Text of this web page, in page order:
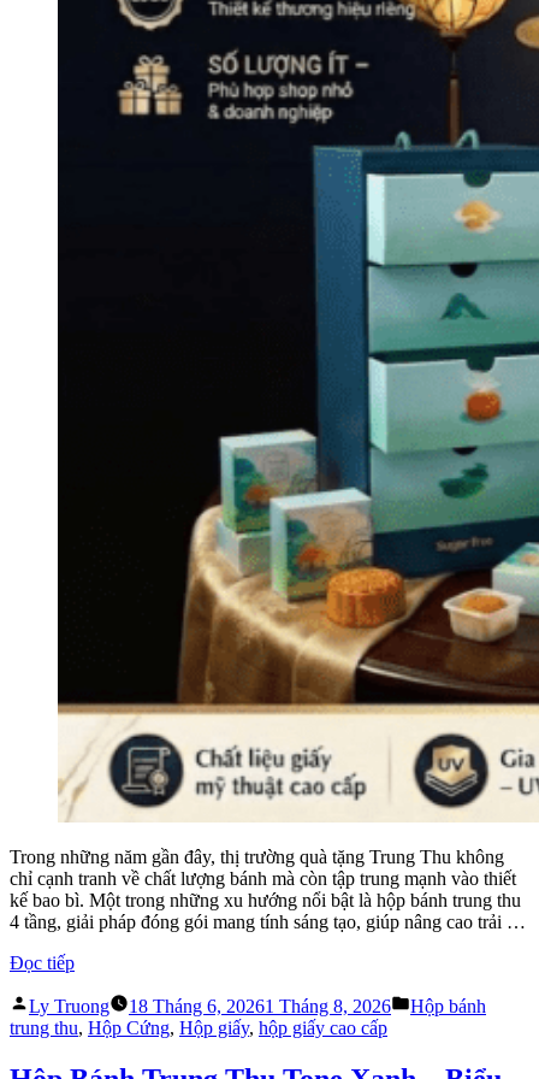
Trong những năm gần đây, thị trường quà tặng Trung Thu không
chỉ cạnh tranh về chất lượng bánh mà còn tập trung mạnh vào thiết
kế bao bì. Một trong những xu hướng nổi bật là hộp bánh trung thu
4 tầng, giải pháp đóng gói mang tính sáng tạo, giúp nâng cao trải …
Đọc tiếp“Hộp
Trung
Thu
Tầng
Đăng
bởi
Ly Truong 18 Tháng 6, 20261 Tháng 8, 2026
Đăng
Hộp bánh
trung thu, Hộp Cứng, Hộp giấy, hộp giấy cao cấp